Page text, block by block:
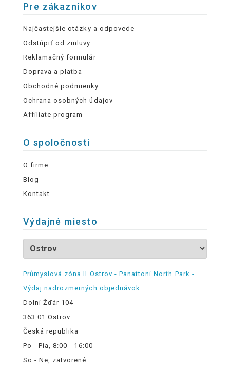
Pre zákazníkov
Najčastejšie otázky a odpovede
Odstúpiť od zmluvy
Reklamačný formulár
Doprava a platba
Obchodné podmienky
Ochrana osobných údajov
Affiliate program
O spoločnosti
O firme
Blog
Kontakt
Výdajné miesto
Průmyslová zóna II Ostrov - Panattoni North Park -
Výdaj nadrozmerných objednávok
Dolní Žďár 104
363 01 Ostrov
Česká republika
Po - Pia, 8:00 - 16:00
So - Ne, zatvorené